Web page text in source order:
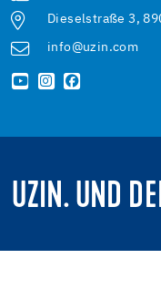
Dieselstraße 3,
info@uzin.com
UZIN. UND